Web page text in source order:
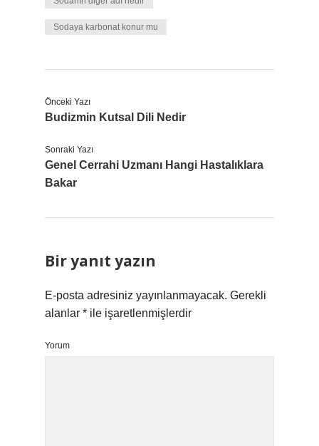
Sodaya karbonat konur mu
Önceki Yazı
Budizmin Kutsal Dili Nedir
Sonraki Yazı
Genel Cerrahi Uzmanı Hangi Hastalıklara
Bakar
Bir yanıt yazın
E-posta adresiniz yayınlanmayacak. Gerekli
alanlar * ile işaretlenmişlerdir
Yorum